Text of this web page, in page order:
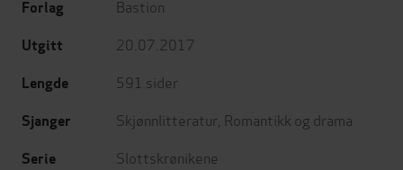
Forlag Bastion
Utgitt 20.07.2017
Lengde 591 sider
Sjanger Skjønnlitteratur Romantikk og drama
Serie Slottskrønikene